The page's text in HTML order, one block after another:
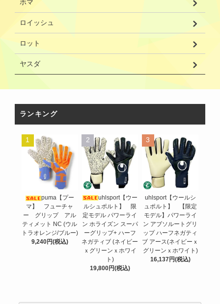
ホマ
ロイッシュ
ロット
ヤスダ
ランキング
1
puma【プー
マ】 フューチャ
ー グリップ アル
ティメット NC (ウル
トラオレンジ/ブルー)
9,240円(税込)
2
uhlsport【ウー
ルシュポルト】 限
定モデル パワーライ
ン ホライズン スーパ
ーグリップ+ ハーフ
ネガティブ (ネイビー
ｘグリーンｘホワイ
ト)
19,800円(税込)
3
uhlsport【ウールシ
ュポルト】 【限定
モデル】パワーライ
ン アブソルートグリ
ップ ハーフネガティ
ブ アース(ネイビーｘ
グリーンｘホワイト)
16,137円(税込)